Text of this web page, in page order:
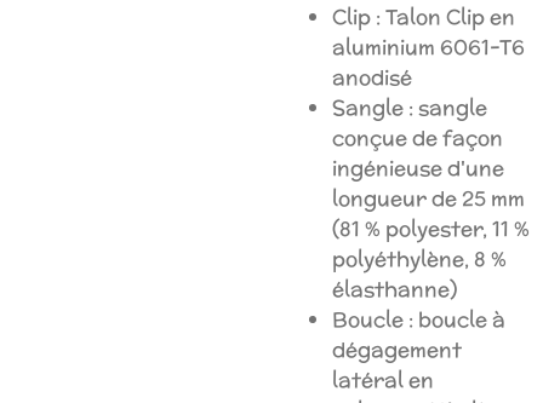
Clip : Talon Clip en
aluminium 6061-T6
anodisé
Sangle : sangle
conçue de façon
ingénieuse d'une
longueur de 25 mm
(81 % polyester, 11 %
polyéthylène, 8 %
élasthanne)
Boucle : boucle à
dégagement
latéral en